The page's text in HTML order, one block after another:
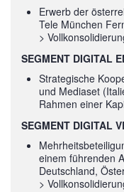
Erwerb der
Tele München
>
SEGMENT DIGITAL
Strategische
und Mediaset
Rahmen einer
SEGMENT DIGITAL
einem führenden
Deutschland,
>